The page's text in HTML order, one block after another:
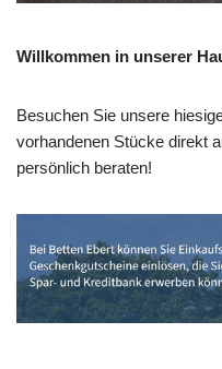
Willkommen in unserer
Besuchen Sie unsere
vorhandenen Stücke direkt
persönlich beraten!